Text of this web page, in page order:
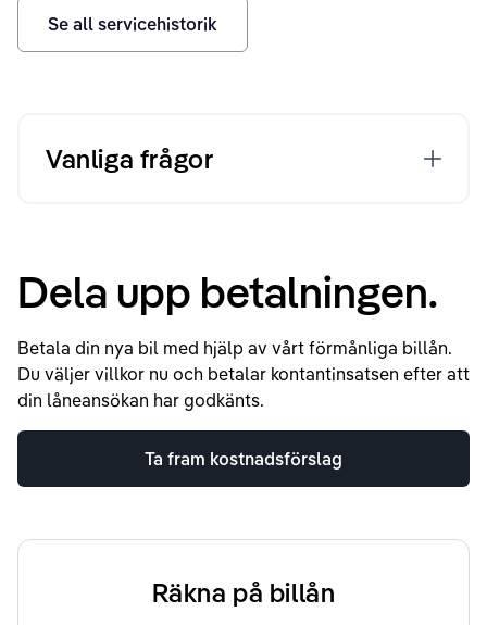
Se all servicehistorik
Vanliga frågor
Dela upp betalningen.
Betala din nya bil med hjälp av vårt förmånliga billån.
Du väljer villkor nu och betalar kontantinsatsen efter att
din låneansökan har godkänts.
Ta fram kostnadsförslag
Räkna på billån